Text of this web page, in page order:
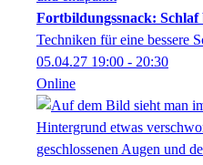
Fortbildungssnack: Schlaf
Techniken für eine bessere
05.04.27 19:00 - 20:30
Online